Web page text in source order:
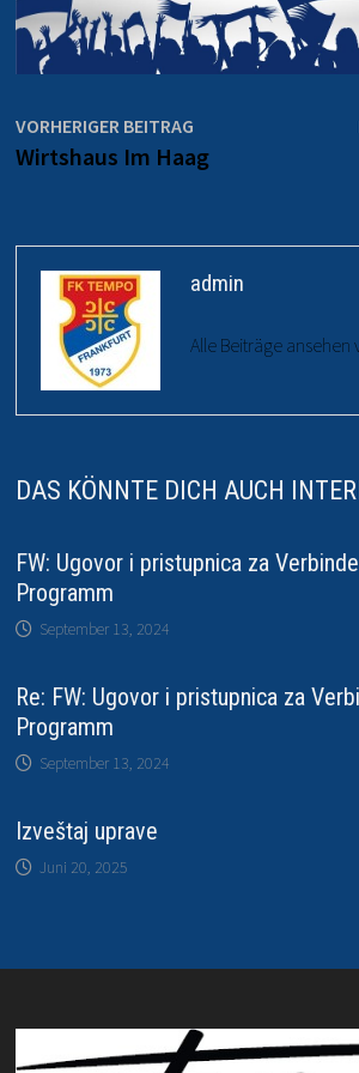
Beitrags-
Navigation
VORHERIGER BEITRAGVorheriger
Beitrag:
Wirtshaus Im Haag
admin
Alle Beiträge
DAS KÖNNTE DICH AUCH
FW: Ugovor i pristupnica za
Programm
September 13, 2024
Re: FW: Ugovor i pristupnica za
Programm
September 13, 2024
Izveštaj uprave
Juni 20, 2025